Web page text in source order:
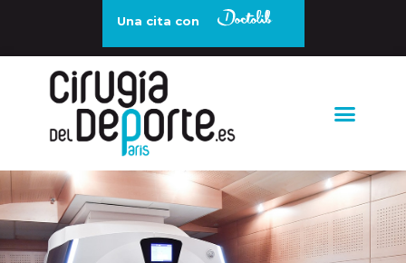
Una cita con